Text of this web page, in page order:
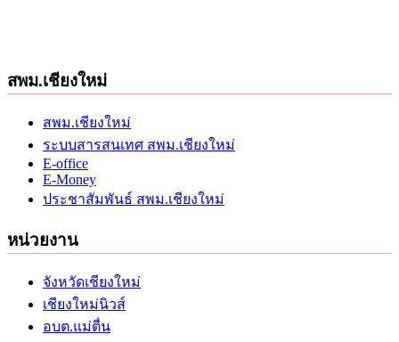
สพม.เชียงใหม่
สพม.เชียงใหม่
ระบบสารสนเทศ สพม.เชียงใหม่
E-office
E-Money
ประชาสัมพันธ์ สพม.เชียงใหม่
หน่วยงาน
จังหวัดเชียงใหม่
เชียงใหม่นิวส์
อบต.แม่ตื่น